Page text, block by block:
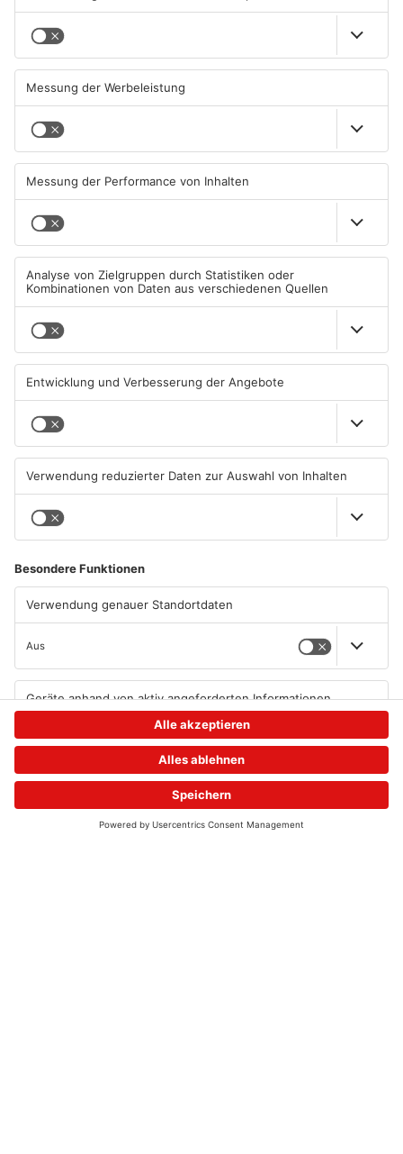
TOPNEWS
Kliniken im Primaveraland
durch Hitze
04.08.2026, 07:50 UHR IN
Schüsse in Langenselbold,
und Miltenberg
03.08.2026, 13:00 UHR IN